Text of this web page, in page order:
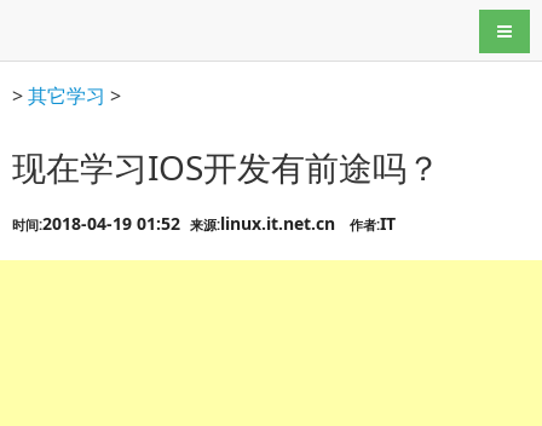
导航
>其它学习 >
现在学习IOS开发有前途吗？
时间:2018-04-19 01:52 来源:linux.it.net.cn 作者:IT